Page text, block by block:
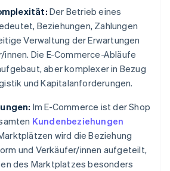
Der Betrieb eines
Beziehungen, Zahlungen
Verwaltung der Erwartungen
Die E-Commerce-Abläufe
aber komplexer in Bezug
und Kapitalanforderungen.
Im E-Commerce ist der Shop
Kundenbeziehungen
wird die Beziehung
und Verkäufer/innen aufgeteilt,
des Marktplatzes besonders